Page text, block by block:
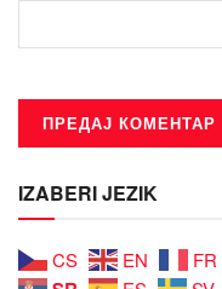
IZABERI JEZIK
CS EN FR